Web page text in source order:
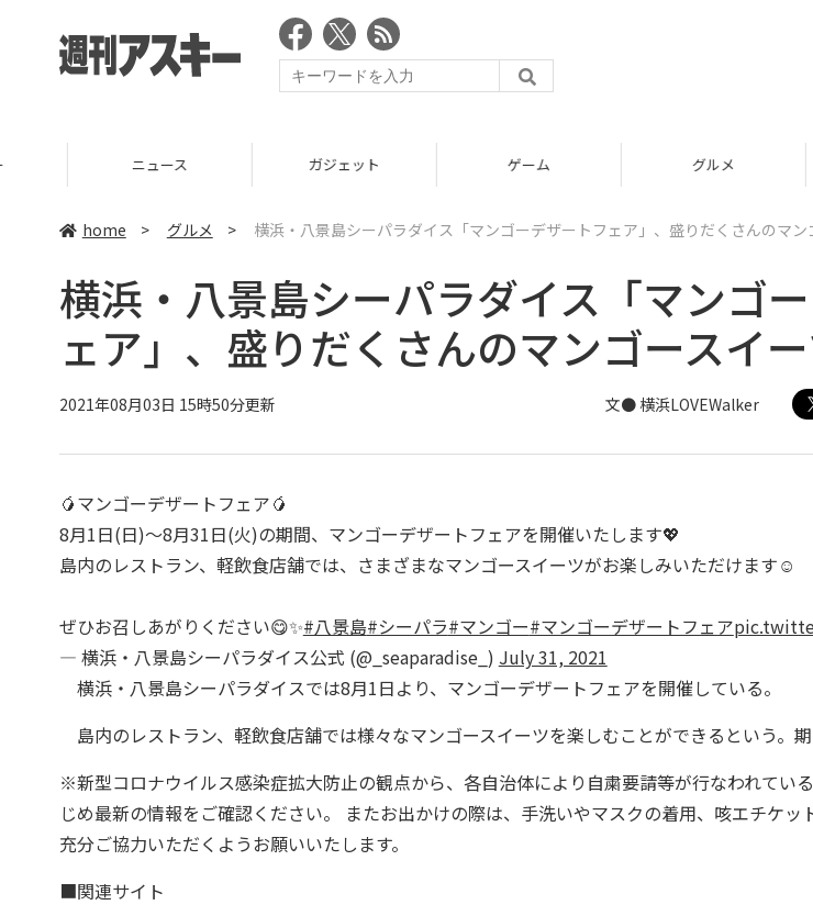
ガジェット ス
home > グルメ > 横浜・八景島シーパラダイス「マンゴーデザートフェア」、盛りだくさんのマン
横浜・八景島シーパラダイス「マンゴ
ェア」、盛りだくさんのマンゴースイ
2021年08月03日 15時50分更新 文● 横浜LOVEWalker
🥭マンゴーデザートフェア🥭
8月1日(日)〜8月31日(火)の期間、マンゴーデザートフェアを開催いたします💖
島内のレストラン、軽飲食店舗では、さまざまなマンゴースイーツがお楽しみいただけます☺️
ぜひお召しあがりください😋✨#八景島#シーパラ#マンゴー#マンゴーデザートフェア
— 横浜・八景島シーパラダイス公式 (@_seaparadise_) July 31, 2021
横浜・八景島シーパラダイスでは8月1日より、マンゴーデザートフェアを開催している。
島内のレストラン、軽飲食店舗では様々なマンゴースイーツを楽しむことができるという。期
※新型コロナウイルス感染症拡大防止の観点から、各自治体により自粛要請等が行なわれてい
じめ最新の情報をご確認ください。 またお出かけの際は、手洗いやマスクの着用、咳エチケッ
充分ご協力いただくようお願いいたします。
■関連サイト